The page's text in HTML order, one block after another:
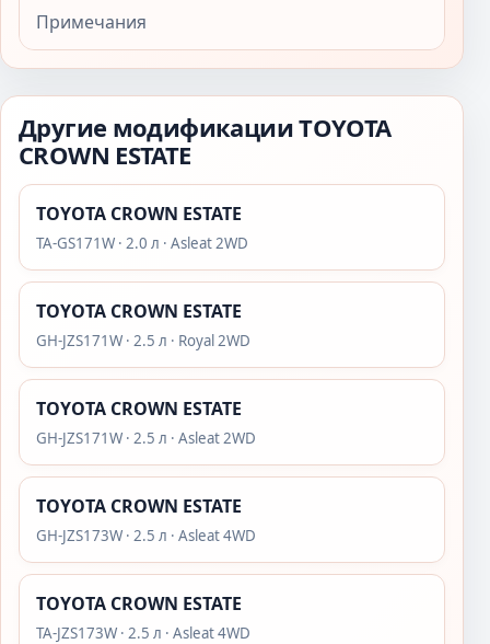
Примечания
Другие модификации TOYOTA
CROWN ESTATE
TOYOTA CROWN ESTATE
TA-GS171W · 2.0 л · Asleat 2WD
TOYOTA CROWN ESTATE
GH-JZS171W · 2.5 л · Royal 2WD
TOYOTA CROWN ESTATE
GH-JZS171W · 2.5 л · Asleat 2WD
TOYOTA CROWN ESTATE
GH-JZS173W · 2.5 л · Asleat 4WD
TOYOTA CROWN ESTATE
TA-JZS173W · 2.5 л · Asleat 4WD